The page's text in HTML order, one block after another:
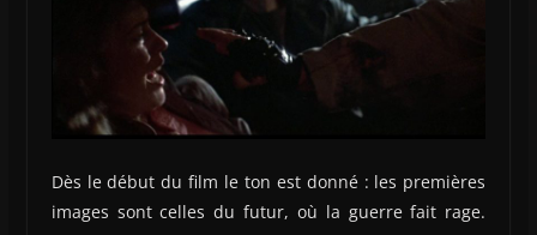
Dès le début du film le ton est donné : les premières
images sont celles du futur, où la guerre fait rage.